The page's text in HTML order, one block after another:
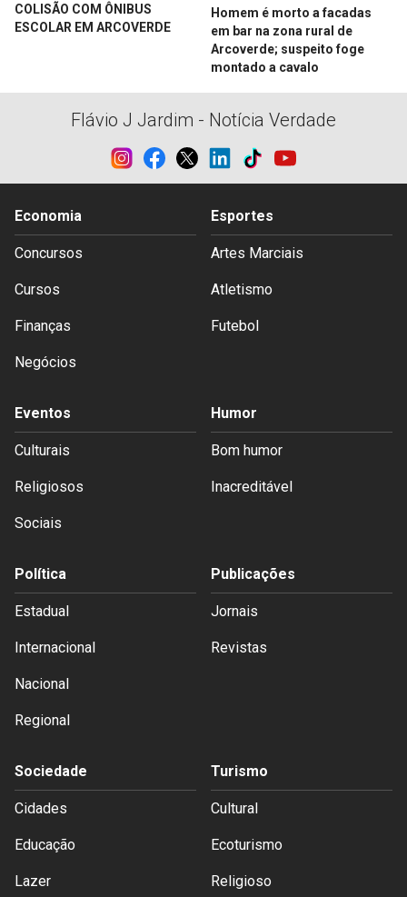
COLISÃO COM ÔNIBUS
ESCOLAR EM ARCOVERDE
Homem é morto a facadas
em bar na zona rural de
Arcoverde; suspeito foge
montado a cavalo
Flávio J Jardim - Notícia Verdade
Economia
Concursos
Cursos
Finanças
Negócios
Esportes
Artes Marciais
Atletismo
Futebol
Eventos
Culturais
Religiosos
Sociais
Humor
Bom humor
Inacreditável
Política
Estadual
Internacional
Nacional
Regional
Publicações
Jornais
Revistas
Sociedade
Cidades
Educação
Lazer
Turismo
Cultural
Ecoturismo
Religioso